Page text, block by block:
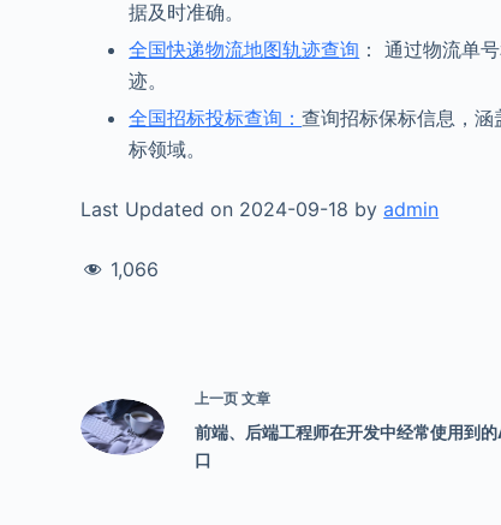
据及时准确。
全国快递物流地图轨迹查询 ： 通过物流单
迹。
全国招标投标查询：查询招标保标信息，
标领域。
Last Updated on 2024-09-18 byadmin
1,066
上一页文章
前端、后端工程师在开发中经常使用到
口